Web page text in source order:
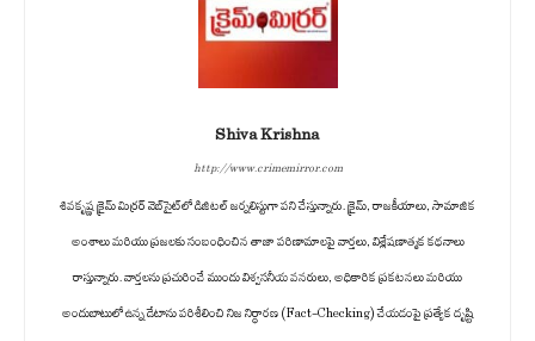
Shiva Krishna
http://www.crimemirror.com
శివకృష్ణ క్రైమ్ మిర్రర్ వెబ్‌సైట్‌లో డిజిటల్ జర్నలిస్టుగా పని చేస్తున్నారు. క్రైమ్, రాజకీయాలు, సామాజిక
అంశాలు మరియు ప్రజలకు సంబంధించిన తాజా పరిణామాలపై వార్తలు, విశ్లేషణాత్మక కథనాలు
రాస్తున్నారు. వార్తలను ప్రచురించే ముందు విశ్వసనీయ వనరులు, అధికారిక ప్రకటనలు మరియు
అందుబాటులో ఉన్న డేటాను పరిశీలించి నిజ నిర్ధారణ (Fact-Checking) చేయడంపై ప్రత్యేక దృష్టి